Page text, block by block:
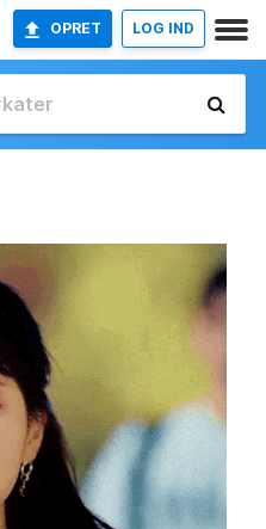
OPRET LOG IND